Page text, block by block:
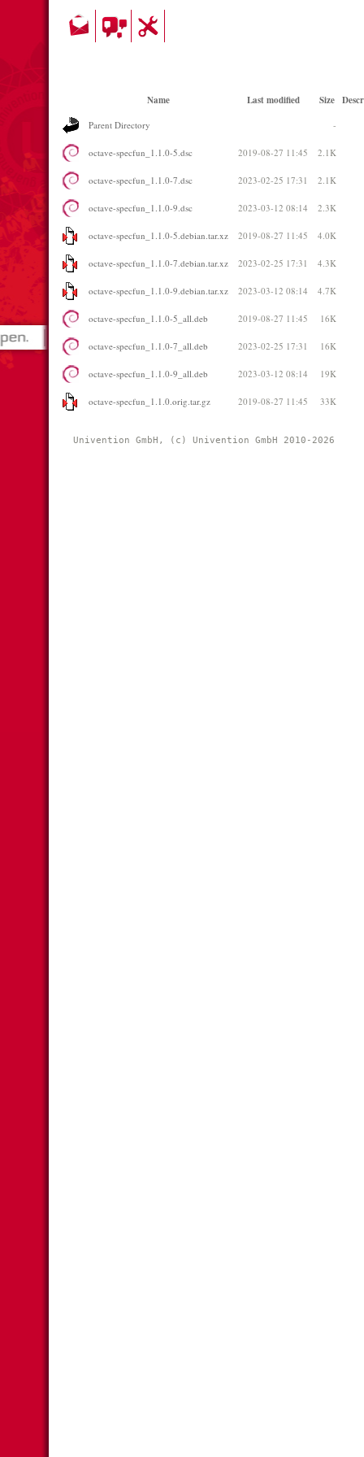
Name Last modified Size
Parent Directory -
octave-specfun_1.1.0-5.dsc 2019-08-27 11:45 2.1K
octave-specfun_1.1.0-7.dsc 2023-02-25 17:31 2.1K
octave-specfun_1.1.0-9.dsc 2023-03-12 08:14 2.3K
octave-specfun_1.1.0-5.debian.tar.xz 2019-08-27 11:45 4.0K
octave-specfun_1.1.0-7.debian.tar.xz 2023-02-25 17:31 4.3K
octave-specfun_1.1.0-9.debian.tar.xz 2023-03-12 08:14 4.7K
octave-specfun_1.1.0-5_all.deb 2019-08-27 11:45 16K
octave-specfun_1.1.0-7_all.deb 2023-02-25 17:31 16K
octave-specfun_1.1.0-9_all.deb 2023-03-12 08:14 19K
octave-specfun_1.1.0.orig.tar.gz 2019-08-27 11:45 33K
Univention GmbH, (c) Univention GmbH 2010-2026